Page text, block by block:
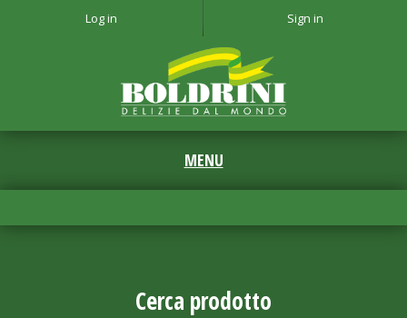
Log in Sign in
Cerca prodotto